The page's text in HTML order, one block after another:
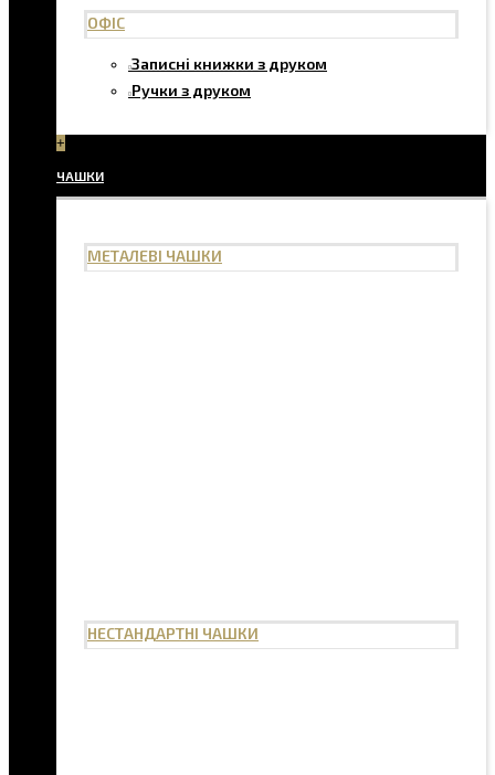
ОФІС
Записні книжки з друком
Ручки з друком
+
ЧАШКИ
МЕТАЛЕВІ ЧАШКИ
НЕСТАНДАРТНІ ЧАШКИ